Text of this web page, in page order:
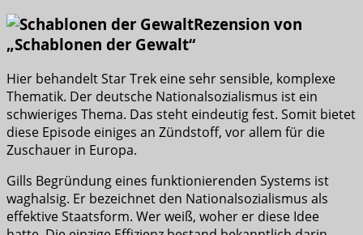
Rezension von
„Schablonen der Gewalt“
Hier behandelt Star Trek eine sehr sensible, komplexe
Thematik. Der deutsche Nationalsozialismus ist ein
schwieriges Thema. Das steht eindeutig fest. Somit bietet
diese Episode einiges an Zündstoff, vor allem für die
Zuschauer in Europa.
Gills Begründung eines funktionierenden Systems ist
waghalsig. Er bezeichnet den Nationalsozialismus als
effektive Staatsform. Wer weiß, woher er diese Idee